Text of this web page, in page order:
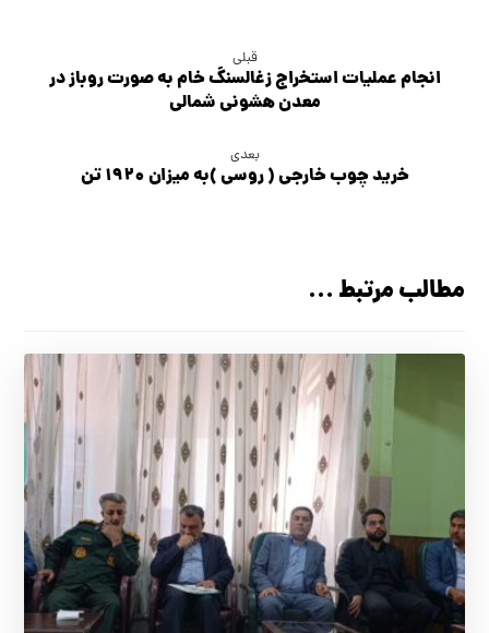
قبلی
انجام عملیات استخراج زغالسنگ خام به صورت روباز در
معدن هشوني شمالي
بعدی
خرید چوب خارجی ( روسی )به میزان ۱۹۲۰ تن
مطالب مرتبط ...